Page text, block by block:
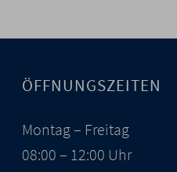
ÖFFNUNGSZEITEN
Montag – Freitag
08:00 – 12:00 Uhr